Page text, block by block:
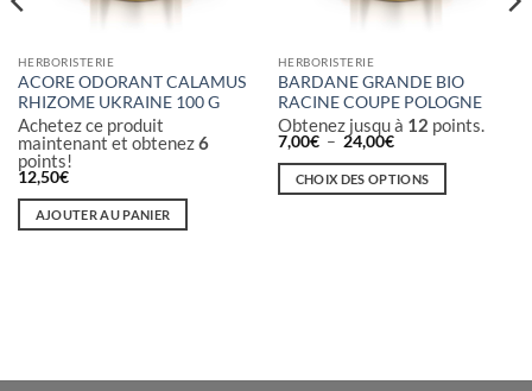
HERBORISTERIE
ACORE ODORANT CALAMUS
RHIZOME UKRAINE 100 G
Achetez ce produit
maintenant et obtenez6
points!
12,50€
AJOUTER AU PANIER
HERBORISTERIE
BARDANE GRANDE BIO
RACINE COUPE POLOGNE
Obtenez jusqu à 12 points.
7,00€ – 24,00€Plage
prix :
7,00€
CHOIX DES OPTIONS
peuvent